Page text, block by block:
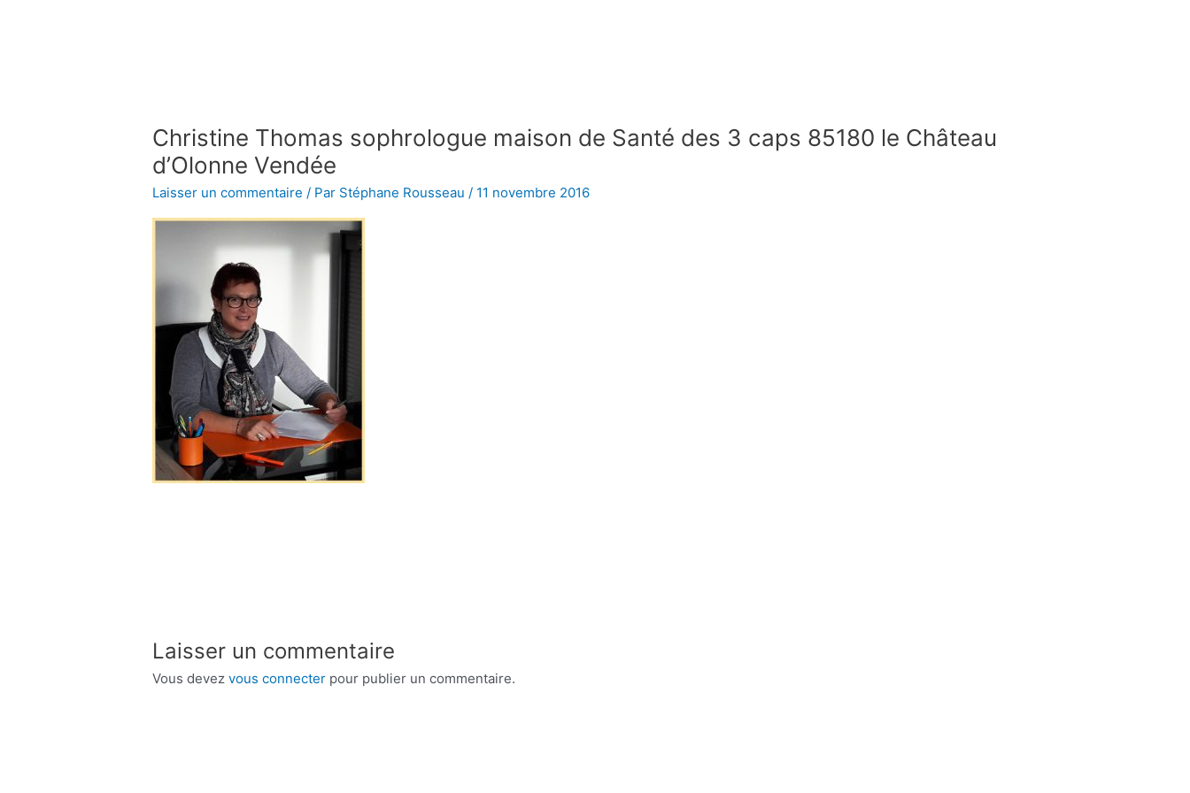
Christine Thomas sophrologue maison de Santé des 3 caps 85180 le Château
d’Olonne Vendée
Laisser un commentaire / Par Stéphane Rousseau/ 11 novembre 2016
Laisser un commentaire
Vous devezvous connecter pour publier un commentaire.